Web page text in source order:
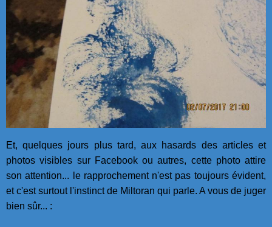
Et, quelques jours plus tard, aux hasards des articles et
photos visibles sur Facebook ou autres, cette photo attire
son attention... le rapprochement n'est pas toujours évident,
et c'est surtout l'instinct de Miltoran qui parle. A vous de juger
bien sûr... :